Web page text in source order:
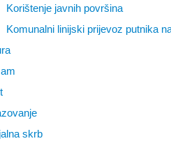
Korištenje javnih površina
Komunalni linijski prijevoz putnika
skrb